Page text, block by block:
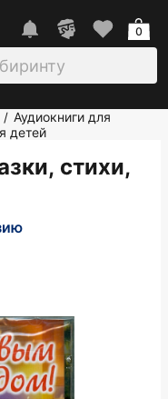
0
/ Аудиокниги для
детей
стихи,